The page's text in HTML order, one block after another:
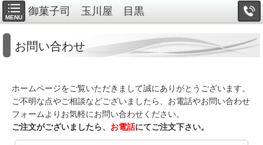
MENU
御菓子司 玉川屋 目黒
お問い合わせ
ホームページをご覧いただきまして誠にありがとうございます。
ご不明な点やご相談などございましたら、お電話やお問い合わせ
フォームよりお気軽にお問い合わせください。
ご注文がございましたら、 お電話にてご注文下さい。